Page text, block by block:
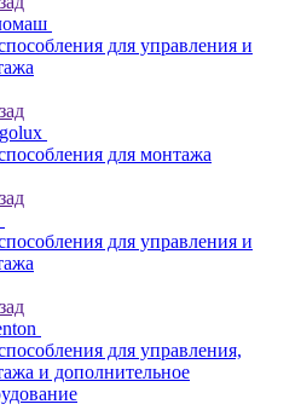
для управления и
для монтажа
для управления и
для управления,
и дополнительное